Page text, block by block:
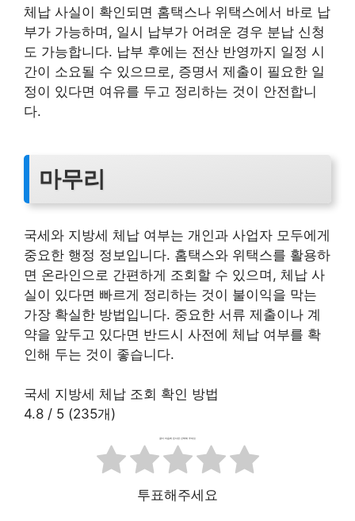
체납 사실이 확인되면 홈택스나 위택스에서 바로 납
부가 가능하며, 일시 납부가 어려운 경우 분납 신청
도 가능합니다. 납부 후에는 전산 반영까지 일정 시
간이 소요될 수 있으므로, 증명서 제출이 필요한 일
정이 있다면 여유를 두고 정리하는 것이 안전합니
다.
마무리
국세와 지방세 체납 여부는 개인과 사업자 모두에게
중요한 행정 정보입니다. 홈택스와 위택스를 활용하
면 온라인으로 간편하게 조회할 수 있으며, 체납 사
실이 있다면 빠르게 정리하는 것이 불이익을 막는
가장 확실한 방법입니다. 중요한 서류 제출이나 계
약을 앞두고 있다면 반드시 사전에 체납 여부를 확
인해 두는 것이 좋습니다.
국세 지방세 체납 조회 확인 방법
4.8 / 5 (235개)
글이 마음에 든다면 선택해 주세요
투표해주세요